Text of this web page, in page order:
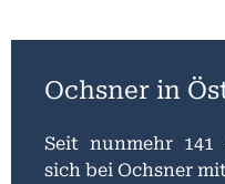
Ochsner in
Seit nunmehr 141
sich bei Ochsner mit